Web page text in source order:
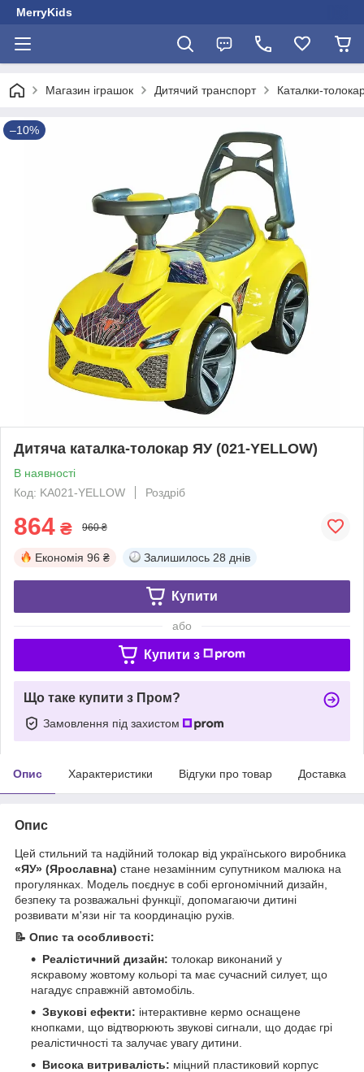
MerryKids
Магазин іграшок Дитячий транспорт Каталки-
–10%
Дитяча каталка-толокар ЯУ (021-YELLOW)
В наявності
Код: KA021-YELLOW
Роздріб
864 ₴ 960 ₴
Економія 96 ₴ Залишилось 28 днів
Купити
або
Купити з
Що таке купити з Пром?
Замовлення під захистом
Опис Характеристики Відгуки про товар Доставка
Опис
Цей стильний та надійний толокар від українського виробника
«ЯУ» (Ярославна) стане незамінним супутником малюка на
прогулянках. Модель поєднує в собі ергономічний дизайн,
безпеку та розважальні функції, допомагаючи дитині
розвивати м'язи ніг та координацію рухів.
📝 Опис та особливості:
Реалістичний дизайн: толокар виконаний у
яскравому жовтому кольорі та має сучасний силует, що
нагадує справжній автомобіль.
Звукові ефекти: інтерактивне кермо оснащене
кнопками, що відтворюють звукові сигнали, що додає грі
реалістичності та залучає увагу дитини.
Висока витривалість: міцний пластиковий корпус